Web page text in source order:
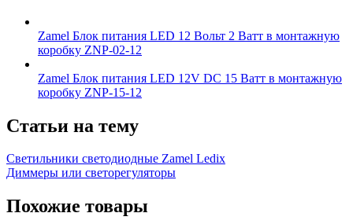
Zamel Блок питания LED 12 Вольт 2 Ватт в монтажную
коробку ZNP-02-12
Zamel Блок питания LED 12V DC 15 Ватт в монтажную
коробку ZNP-15-12
Статьи на тему
Светильники светодиодные Zamel Ledix
Диммеры или светорегуляторы
Похожие товары